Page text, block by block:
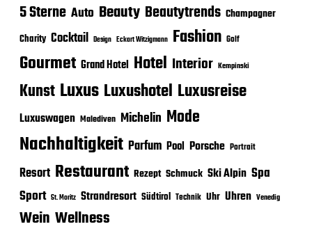
5 Sterne Auto Beauty Beautytrends Champagner
Charity Cocktail Design Eckart Witzigmann Fashion Golf
Gourmet Grand Hotel Hotel Interior Kempinski
Kunst Luxus Luxushotel Luxusreise
Luxuswagen Malediven Michelin Mode
Nachhaltigkeit Parfum Pool Porsche Portrait
Resort Restaurant Rezept Schmuck Ski Alpin Spa
Sport St. Moritz Strandresort Südtirol Technik Uhr Uhren Venedig
Wein Wellness